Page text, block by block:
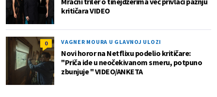
kritičara VIDEO
0 VAGNER MOURA U GLAVNOJ ULOZI
Novi horor na Netflixu podelio kritičare:
"Priča ide u neočekivanom smeru, potpuno
zbunjuje " VIDEO/ANKETA